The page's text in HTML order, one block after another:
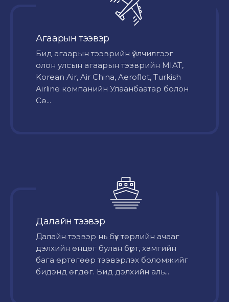
Агаарын тээвэр
Бид агаарын тээврийн үйлчилгээг
олон улсын агаарын тээврийн MIAT,
Korean Air, Air China, Aeroflot, Turkish
Airline компанийн Улаанбаатар болон
Сө...
Далайн тээвэр
Далайн тээвэр нь бүх төрлийн ачааг
дэлхийн өнцөг булан бүрт, хамгийн
бага өртөгөөр тээвэрлэх боломжийг
бидэнд өгдөг. Бид дэлхийн аль...